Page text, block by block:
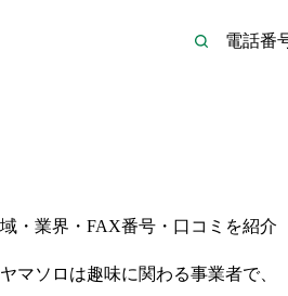
・業界・FAX番号・口コミを紹介
マソロは趣味に関わる事業者で、